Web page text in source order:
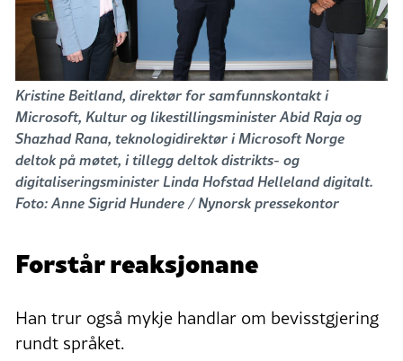
Kristine Beitland, direktør for samfunnskontakt i
Microsoft, Kultur og likestillingsminister Abid Raja og
Shazhad Rana, teknologidirektør i Microsoft Norge
deltok på møtet, i tillegg deltok distrikts- og
digitaliseringsminister Linda Hofstad Helleland digitalt.
Foto: Anne Sigrid Hundere / Nynorsk pressekontor
Forstår reaksjonane
Han trur også mykje handlar om bevisstgjering
rundt språket.